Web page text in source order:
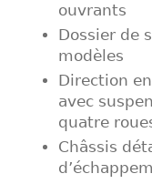
ouvrants
Dossier de
modèles
Direction
avec
quatre
Châssis